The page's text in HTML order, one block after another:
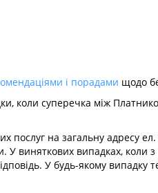
і порадами щодо
коли суперечка між
послуг на загальну адресу
виняткових випадках, коли
У будь-якому випадку